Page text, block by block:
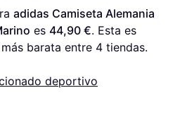
adidas Camiseta Alemania
es 44,90 €. Esta es
barata entre 4 tiendas.
deportivo